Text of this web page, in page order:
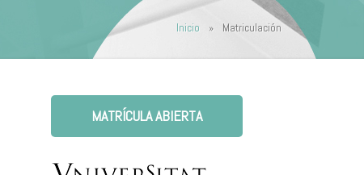
Inicio » Matriculación
MATRÍCULA ABIERTA